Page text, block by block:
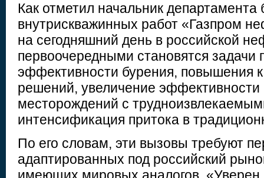
Как отметил начальник департамента
внутрискважинных работ «Газпром
на сегодняшний день в российской
первоочередными становятся
эффективности бурения, повышения
решений, увеличение эффективности
месторождений с
интенсификация притока в
По его словам, эти вызовы требуют
адаптированных под российский